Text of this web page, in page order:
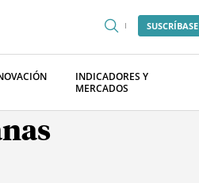
SUSCRÍBASE
INDICADORES Y
MERCADOS